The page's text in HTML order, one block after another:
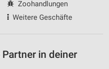
Zoohandlungen
Weitere Geschäfte
in deiner